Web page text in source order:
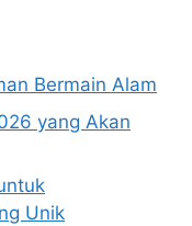
Bermain Alam
yang Akan
Unik